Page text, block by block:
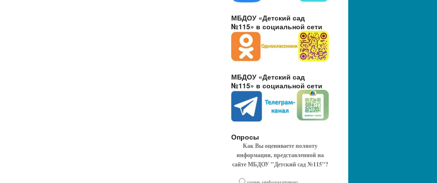
МБДОУ «Детский сад
№115» в социальной сети
МБДОУ «Детский сад
№115» в социальной сети
Опросы
Как Вы оцениваете полноту
информации, представленной на
сайте МБДОУ "Детский сад №115"?